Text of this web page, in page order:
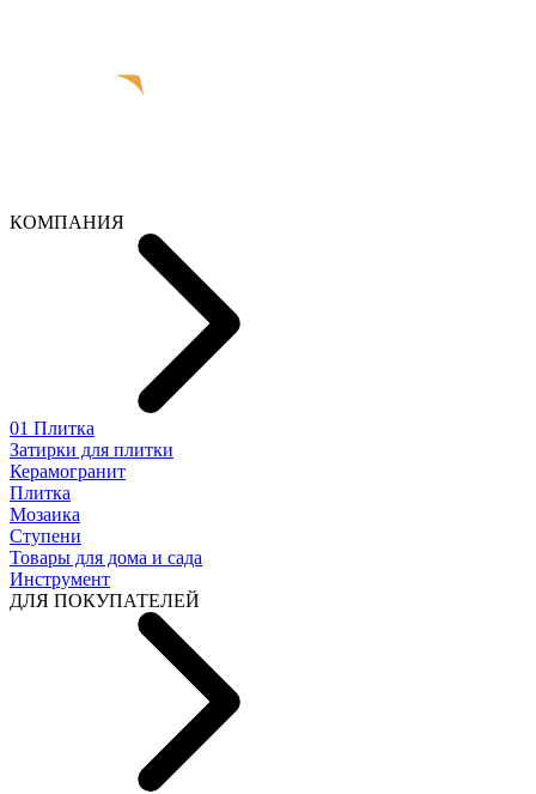
КОМПАНИЯ
01 Плитка
Затирки для плитки
Керамогранит
Плитка
Мозаика
Ступени
Товары для дома и сада
Инструмент
ДЛЯ ПОКУПАТЕЛЕЙ